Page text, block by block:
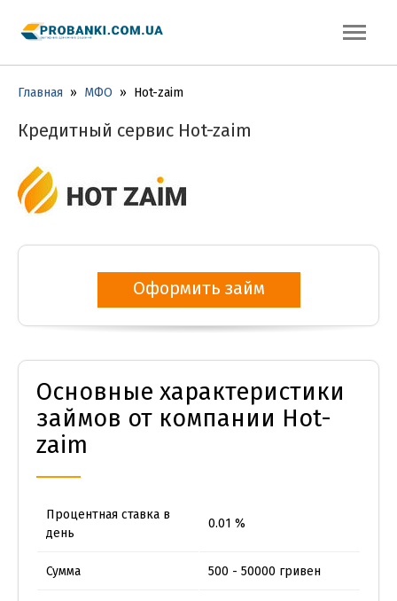
Главная » МФО » Hot-zaim
Кредитный сервис Hot-zaim
Оформить займ
Основные характеристики
займов от компании Hot-
zaim
Процентная ставка в
день
0.01 %
Сумма 500 - 50000 гривен